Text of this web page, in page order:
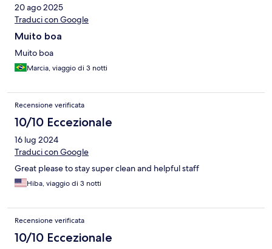
20 ago 2025
Traduci con Google
Muito boa
Muito boa
Marcia, viaggio di 3 notti
Recensione verificata
10/10 Eccezionale
16 lug 2024
Traduci con Google
Great please to stay super clean and helpful staff
Hiba, viaggio di 3 notti
Recensione verificata
10/10 Eccezionale